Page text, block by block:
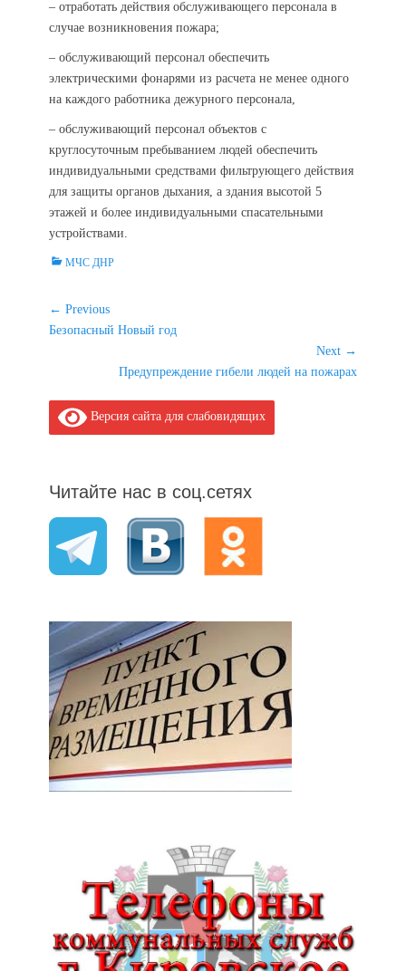
– отработать действия обслуживающего персонала в
случае возникновения пожара;
– обслуживающий персонал обеспечить
электрическими фонарями из расчета не менее одного
на каждого работника дежурного персонала,
– обслуживающий персонал объектов с
круглосуточным пребыванием людей обеспечить
индивидуальными средствами фильтрующего действия
для защиты органов дыхания, а здания высотой 5
этажей и более индивидуальными спасательными
устройствами.
Categories
МЧС ДНР
Навигация
по
← Previous
Previous
Безопасный Новый год
Next →
Предупреждение гибели людей на пожарах
Версия сайта для слабовидящих
Читайте нас в соц.сетях